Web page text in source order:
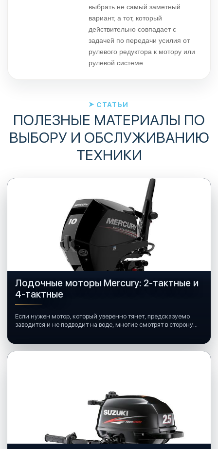
выбрать не самый заметный
вариант, а тот, который
действительно совпадает с
задачей по передачи усилия от
рулевого редуктора к мотору или
рулевой системе.
СТАТЬИ
ПОЛЕЗНЫЕ МАТЕРИАЛЫ ПО
ВЫБОРУ И ОБСЛУЖИВАНИЮ
ТЕХНИКИ
Лодочные моторы Mercury: 2-тактные и
4-тактные
Если нужен мотор, который уверенно тянет, предсказуемо
заводится и не подводит на воде, многие смотрят в сторону